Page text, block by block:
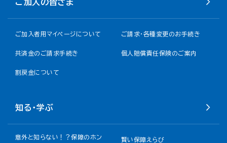
ご加入の皆さま
ご加入者用マイページについて ご請求・各種変更のお手続き
共済金のご請求手続き 個人賠償責任保険のご案内
割戻金について​
知る・学ぶ
意外と知らない！？保障のホン
賢い保障えらび